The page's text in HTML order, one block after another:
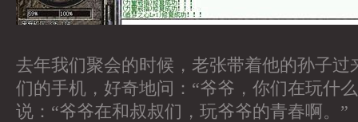
去年我们聚会的时候，老张带着他的孙子过
们的手机，好奇地问：“爷爷，你们在玩什
说：“爷爷在和叔叔们，玩爷爷的青春啊。”